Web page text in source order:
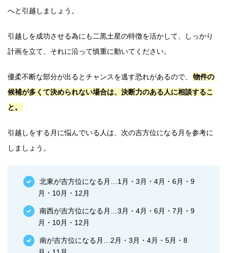
へと引越しましょう。
引越しを成功させる為にも二黒土星の特徴を活かして、しっかり
計画を立て、それに沿って慎重に動いてください。
優柔不断な部分が出るとチャンスを逃す恐れがあるので、
物件の
候補が多くて決められない場合は、決断力のある人に相談するこ
と。
引越しをする月に悩んでいる人は、次の吉方位になる月を参考に
しましょう。
北東が吉方位になる月…1月・3月・4月・6月・9
月・10月・12月
南西が吉方位になる月…3月・4月・6月・7月・9
月・10月・12月
南が吉方位になる月…2月・3月・4月・5月・8